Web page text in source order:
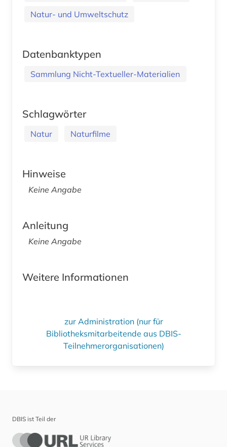
Natur- und Umweltschutz
Datenbanktypen
Sammlung Nicht-Textueller-Materialien
Schlagwörter
Natur Naturfilme
Hinweise
Keine Angabe
Anleitung
Keine Angabe
Weitere Informationen
zur Administration (nur für
Bibliotheksmitarbeitende aus DBIS-
Teilnehmerorganisationen)
DBIS ist Teil der